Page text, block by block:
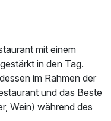
mit einem
in den Tag.
im Rahmen der
und das Beste
Wein) während des